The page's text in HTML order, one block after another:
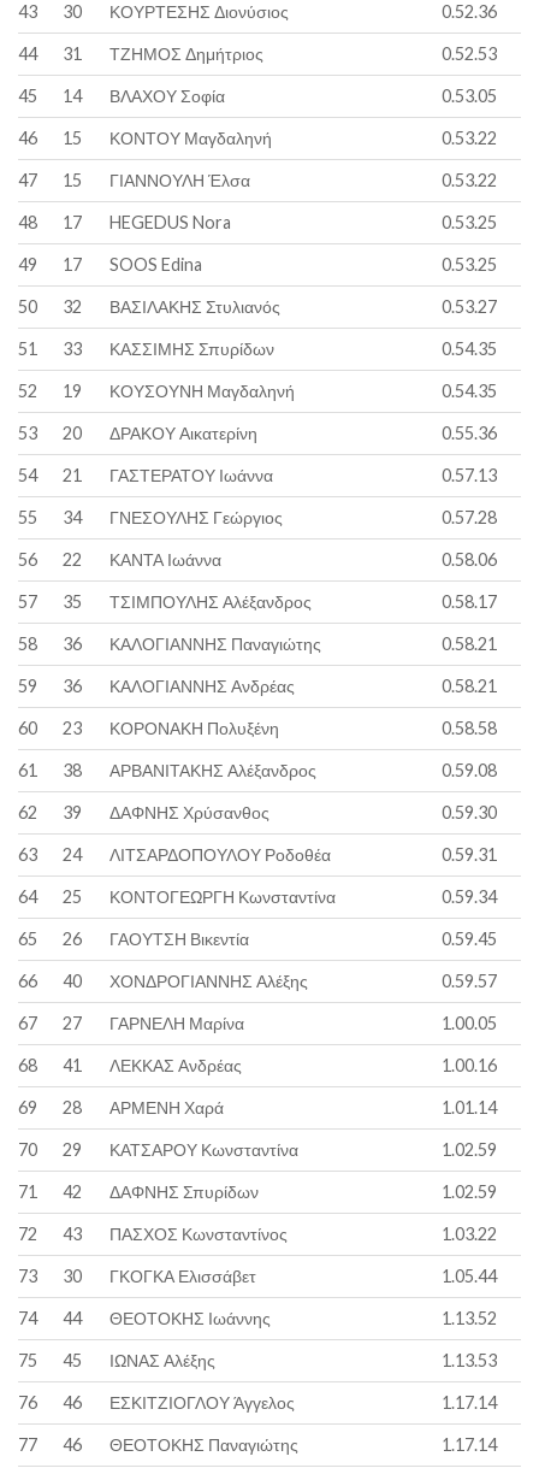
43 30 ΚΟΥΡΤΕΣΗΣ Διονύσιος 0.52.36
44 31 ΤΖΗΜΟΣ Δημήτριος 0.52.53
45 14 ΒΛΑΧΟΥ Σοφία 0.53.05
46 15 ΚΟΝΤΟΥ Μαγδαληνή 0.53.22
47 15 ΓΙΑΝΝΟΥΛΗ Έλσα 0.53.22
48 17 HEGEDUS Nora 0.53.25
49 17 SOOS Edina 0.53.25
50 32 ΒΑΣΙΛΑΚΗΣ Στυλιανός 0.53.27
51 33 ΚΑΣΣΙΜΗΣ Σπυρίδων 0.54.35
52 19 ΚΟΥΣΟΥΝΗ Μαγδαληνή 0.54.35
53 20 ΔΡΑΚΟΥ Αικατερίνη 0.55.36
54 21 ΓΑΣΤΕΡΑΤΟΥ Ιωάννα 0.57.13
55 34 ΓΝΕΣΟΥΛΗΣ Γεώργιος 0.57.28
56 22 ΚΑΝΤΑ Ιωάννα 0.58.06
57 35 ΤΣΙΜΠΟΥΛΗΣ Αλέξανδρος 0.58.17
58 36 ΚΑΛΟΓΙΑΝΝΗΣ Παναγιώτης 0.58.21
59 36 ΚΑΛΟΓΙΑΝΝΗΣ Ανδρέας 0.58.21
60 23 ΚΟΡΟΝΑΚΗ Πολυξένη 0.58.58
61 38 ΑΡΒΑΝΙΤΑΚΗΣ Αλέξανδρος 0.59.08
62 39 ΔΑΦΝΗΣ Χρύσανθος 0.59.30
63 24 ΛΙΤΣΑΡΔΟΠΟΥΛΟΥ Ροδοθέα 0.59.31
64 25 ΚΟΝΤΟΓΕΩΡΓΗ Κωνσταντίνα 0.59.34
65 26 ΓΑΟΥΤΣΗ Βικεντία 0.59.45
66 40 ΧΟΝΔΡΟΓΙΑΝΝΗΣ Αλέξης 0.59.57
67 27 ΓΑΡΝΕΛΗ Μαρίνα 1.00.05
68 41 ΛΕΚΚΑΣ Ανδρέας 1.00.16
69 28 ΑΡΜΕΝΗ Χαρά 1.01.14
70 29 ΚΑΤΣΑΡΟΥ Κωνσταντίνα 1.02.59
71 42 ΔΑΦΝΗΣ Σπυρίδων 1.02.59
72 43 ΠΑΣΧΟΣ Κωνσταντίνος 1.03.22
73 30 ΓΚΟΓΚΑ Ελισσάβετ 1.05.44
74 44 ΘΕΟΤΟΚΗΣ Ιωάννης 1.13.52
75 45 ΙΩΝΑΣ Αλέξης 1.13.53
76 46 ΕΣΚΙΤΖΙΟΓΛΟΥ Άγγελος 1.17.14
77 46 ΘΕΟΤΟΚΗΣ Παναγιώτης 1.17.14